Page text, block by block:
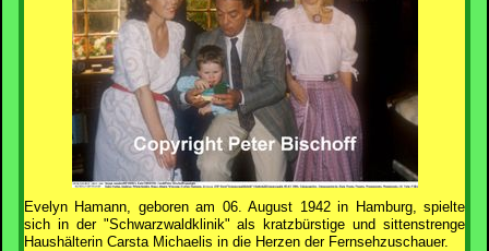
Evelyn Hamann, geboren am 06. August 1942 in Hamburg, spielte
sich in der "Schwarzwaldklinik" als kratzbürstige und sittenstrenge
Haushälterin Carsta Michaelis in die Herzen der Fernsehzuschauer.